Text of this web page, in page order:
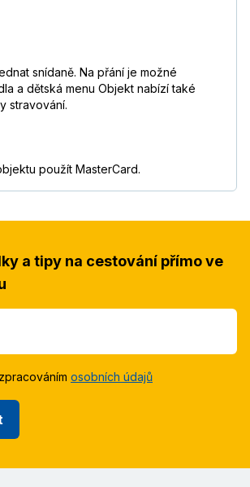
snídaně. Na přání je možné
a dětská menu Objekt nabízí také
stravování.
použít MasterCard.
a tipy na cestování přímo ve
osobních údajů